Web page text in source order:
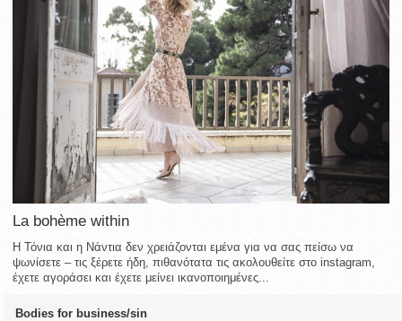
La bohème within
Η Τόνια και η Νάντια δεν χρειάζονται εμένα για να σας πείσω να
ψωνίσετε – τις ξέρετε ήδη, πιθανότατα τις ακολουθείτε στο instagram,
έχετε αγοράσει και έχετε μείνει ικανοποιημένες...
Bodies for business/sin